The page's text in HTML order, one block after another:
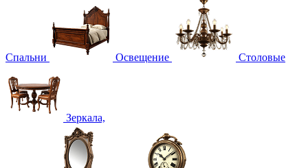
Спальни Освещение Столовые
Зеркала,